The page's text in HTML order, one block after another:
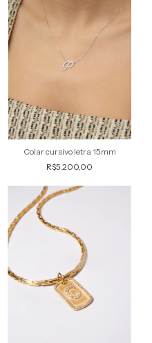
Colar cursivo letra 15mm
R$5.200,00